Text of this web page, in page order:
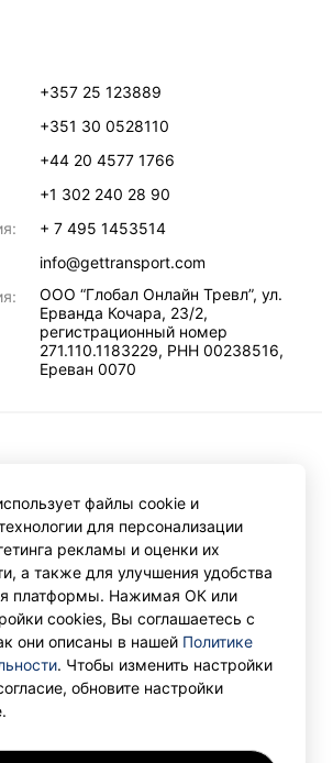
+357 25 123889
+351 30 0528110
+44 20 4577 1766
+1 302 240 28 90
+ 7 495 1453514
info@gettransport.com
ООО “Глобал Онлайн Тревл”, ул.
Ерванда Кочара, 23/2,
регистрационный номер
271.110.1183229, РНН 00238516,
Ереван 0070
Limited. GetTransport®
International Limited.
файлы cookie и
для персонализации
рекламы и оценки их
а также для улучшения удобства
платформы. Нажимая ОК или
cookies, Вы соглашаетесь с
они описаны в нашей Политике
. Чтобы изменить настройки
обновите настройки